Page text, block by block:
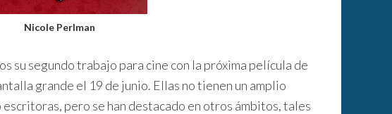
Nicole Perlman
su segundo trabajo para cine con la próxima película de
grande el 19 de junio. Ellas no tienen un amplio
pero se han destacado en otros ámbitos, tales